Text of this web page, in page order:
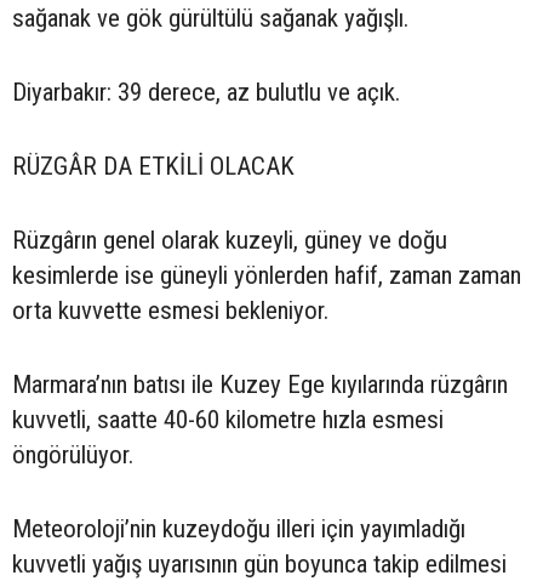
sağanak ve gök gürültülü sağanak yağışlı.
Diyarbakır: 39 derece, az bulutlu ve açık.
RÜZGÂR DA ETKİLİ OLACAK
Rüzgârın genel olarak kuzeyli, güney ve doğu
kesimlerde ise güneyli yönlerden hafif, zaman zaman
orta kuvvette esmesi bekleniyor.
Marmara’nın batısı ile Kuzey Ege kıyılarında rüzgârın
kuvvetli, saatte 40-60 kilometre hızla esmesi
öngörülüyor.
Meteoroloji’nin kuzeydoğu illeri için yayımladığı
kuvvetli yağış uyarısının gün boyunca takip edilmesi